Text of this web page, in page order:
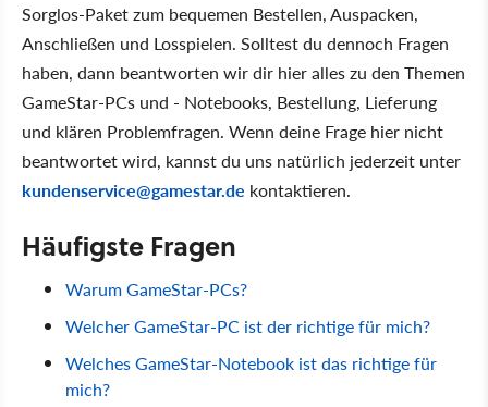
Sorglos-Paket zum bequemen Bestellen, Auspacken,
Anschließen und Losspielen. Solltest du dennoch Fragen
haben, dann beantworten wir dir hier alles zu den Themen
GameStar-PCs und - Notebooks, Bestellung, Lieferung
und klären Problemfragen. Wenn deine Frage hier nicht
beantwortet wird, kannst du uns natürlich jederzeit unter
kundenservice@gamestar.de kontaktieren.
Häufigste Fragen
Warum GameStar-PCs?
Welcher GameStar-PC ist der richtige für mich?
Welches GameStar-Notebook ist das richtige für
mich?